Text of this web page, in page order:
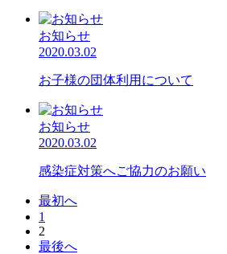
お知らせ
2020.03.02
お子様の団体利用について
お知らせ
2020.03.02
感染症対策へご協力のお願い
最初へ
1
2
最後へ